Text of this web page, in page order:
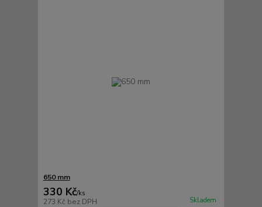
650 mm
330 Kč/ks
273 Kč bez DPH Skladem